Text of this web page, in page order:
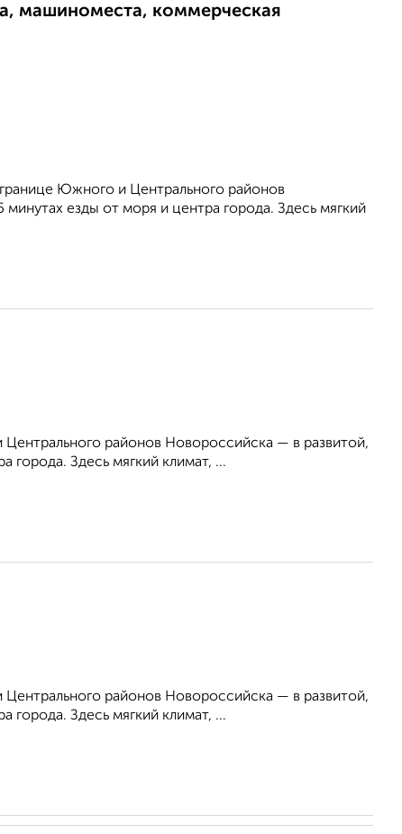
машиноместа, коммерческая
Южного и Центрального районов
езды от моря и центра города. Здесь мягкий
районов Новороссийска — в развитой,
города. Здесь мягкий климат, ...
районов Новороссийска — в развитой,
города. Здесь мягкий климат, ...